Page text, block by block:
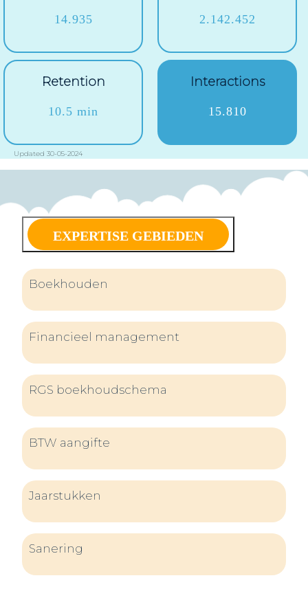
14.935 2.142.452
Retention
10.5 min
Interactions
15.810
Updated 30-05-2024
EXPERTISE GEBIEDEN
Boekhouden
Financieel management
RGS boekhoudschema
BTW aangifte
Jaarstukken
Sanering